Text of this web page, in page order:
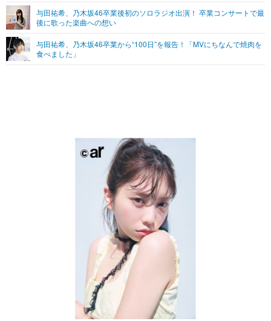
グラビア
ショッピング その他
その他
プッシュ通知の停止方法
与田祐希、乃木坂46卒業後初のソロラジオ出演！ 卒業コンサートで最
後に歌った楽曲への想い
与田祐希、乃木坂46卒業から“100日”を報告！「MVにちなんで焼肉を
食べました」